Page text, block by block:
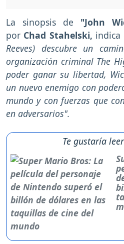
La sinopsis de "John
por Chad Stahelski, indica
Reeves) descubre un
organización criminal The
poder ganar su libertad,
un nuevo enemigo con
mundo y con fuerzas que
en adversarios".
Te gustaría